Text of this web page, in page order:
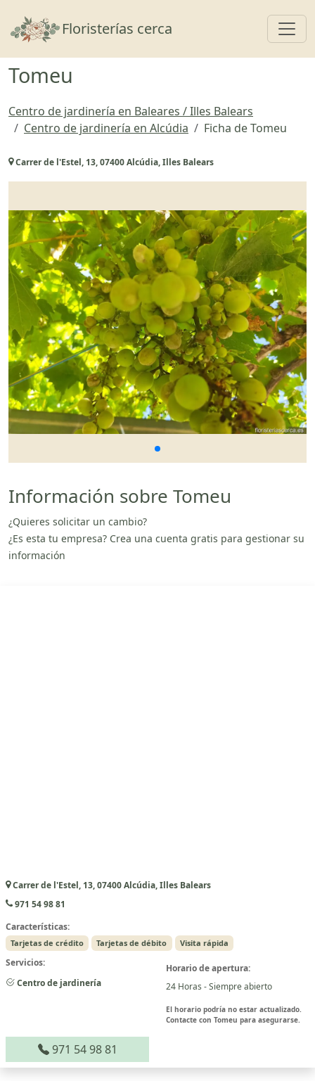
Floristerías cerca
Tomeu
Centro de jardinería en Baleares / Illes Balears
Centro de jardinería en Alcúdia
Ficha de Tomeu
Carrer de l'Estel, 13, 07400 Alcúdia, Illes Balears
Información sobre Tomeu
¿Quieres solicitar un cambio?
¿Es esta tu empresa? Crea una cuenta gratis para gestionar su
información
Carrer de l'Estel, 13, 07400 Alcúdia, Illes Balears
971 54 98 81
Características:
Tarjetas de crédito Tarjetas de débito Visita rápida
Servicios:
Centro de jardinería
Horario de apertura:
24 Horas - Siempre abierto
El horario podría no estar actualizado.
Contacte con Tomeu para asegurarse.
971 54 98 81